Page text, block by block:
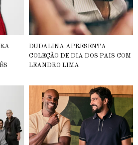
DUDALINA APRESENTA
COLEÇÃO DE DIA DOS PAIS COM
LEANDRO LIMA